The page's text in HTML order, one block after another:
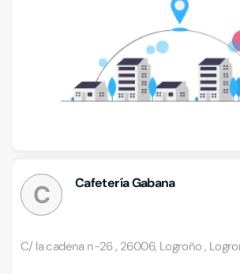
C Cafetería Gabana
C/ la cadena n-26 , 26006, Logroño ,